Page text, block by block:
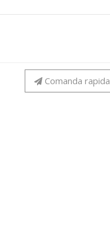
Comanda rapida